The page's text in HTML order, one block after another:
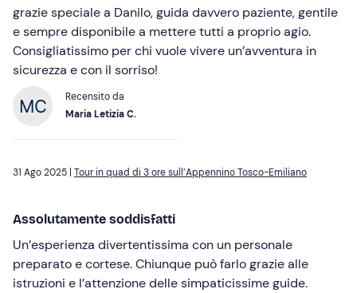
grazie speciale a Danilo, guida davvero paziente, gentile
e sempre disponibile a mettere tutti a proprio agio.
Consigliatissimo per chi vuole vivere un’avventura in
sicurezza e con il sorriso!
Recensito da
Maria Letizia C.
31 Ago 2025 | Tour in quad di 3 ore sull’Appennino Tosco-Emiliano
Assolutamente soddisfatti
Un’esperienza divertentissima con un personale
preparato e cortese. Chiunque può farlo grazie alle
istruzioni e l’attenzione delle simpaticissime guide.